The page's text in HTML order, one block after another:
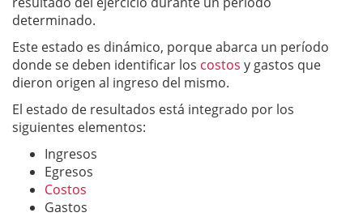
determinado.
Este estado es dinámico, porque abarca un período
donde se deben identificar los costos y gastos que
dieron origen al ingreso del mismo.
El estado de resultados está integrado por los
siguientes elementos:
Ingresos
Egresos
Costos
Gastos